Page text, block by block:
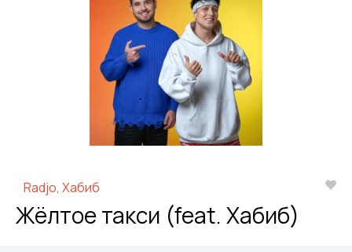
Radjo, Хабиб
Жёлтое такси (feat. Хабиб)